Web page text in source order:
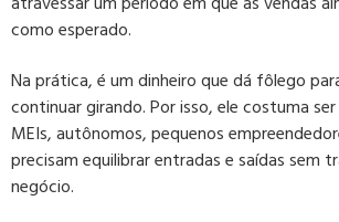
como esperado.
Na prática, é um dinheiro que dá fôlego
continuar girando. Por isso, ele costuma
MEIs, autônomos, pequenos
precisam equilibrar entradas e saídas sem
negócio.